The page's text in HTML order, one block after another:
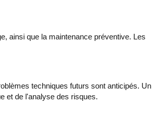
ainsi que la maintenance préventive. Les
techniques futurs sont anticipés. Un
et de l'analyse des risques.